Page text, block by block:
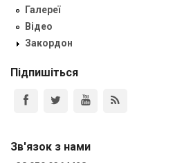
Галереї
Відео
Закордон
Підпишіться
Зв'язок з нами